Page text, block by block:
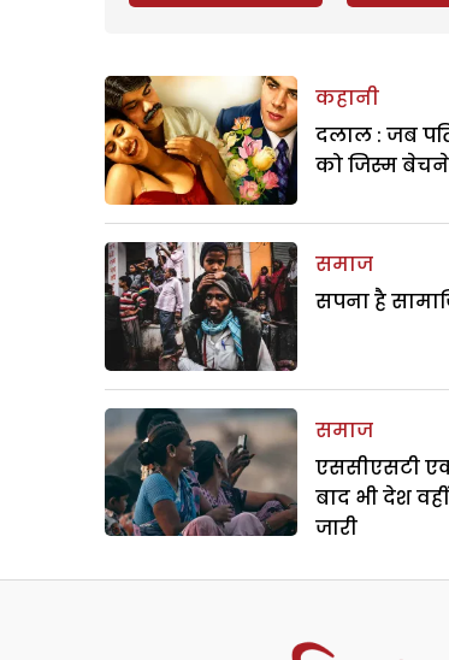
कहानी
दलाल : जब
को जिस्म
समाज
सपना है
समाज
एससीएसटी
बाद भी देश
जारी